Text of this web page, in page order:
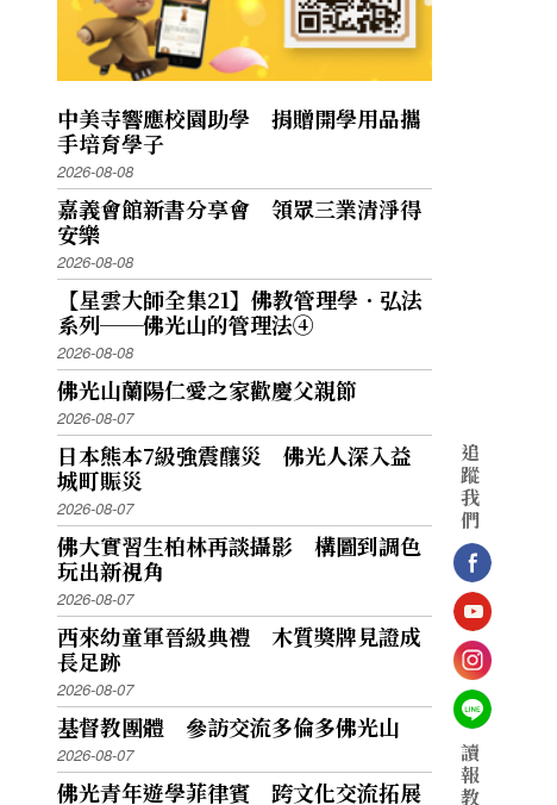
中美寺響應校園助學 捐贈開學用品攜
手培育學子
2026-08-08
嘉義會館新書分享會 領眾三業清淨得
安樂
2026-08-08
【星雲大師全集21】佛教管理學．弘法
系列──佛光山的管理法④
2026-08-08
佛光山蘭陽仁愛之家歡慶父親節
2026-08-07
日本熊本7級強震釀災 佛光人深入益
城町賑災
2026-08-07
佛大實習生柏林再談攝影 構圖到調色
玩出新視角
2026-08-07
西來幼童軍晉級典禮 木質獎牌見證成
長足跡
2026-08-07
基督教團體 參訪交流多倫多佛光山
2026-08-07
佛光青年遊學菲律賓 跨文化交流拓展
追
蹤
我
們
讀
報
教